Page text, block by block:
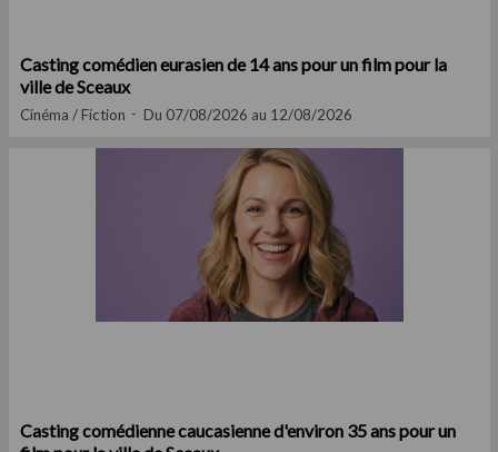
Casting comédien eurasien de 14 ans pour un film pour la
ville de Sceaux
Cinéma / Fiction Du 07/08/2026 au 12/08/2026
Casting comédienne caucasienne d'environ 35 ans pour un